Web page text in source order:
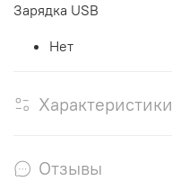
Зарядка USB
Нет
Характеристики
Отзывы